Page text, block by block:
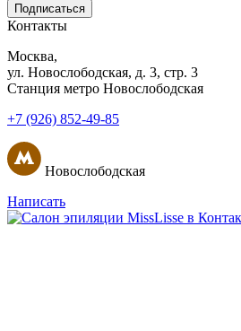
Подписаться
Контакты
Москва,
ул. Новослободская, д. 3, стр. 3
Станция метро Новослободская
+7 (926) 852-49-85
Новослободская
Написать